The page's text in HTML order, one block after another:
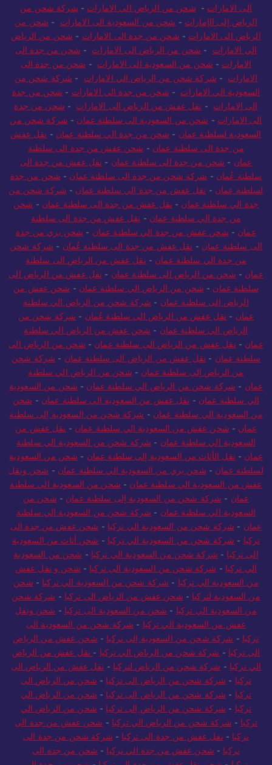
الى الامارات - شحن من الرياض الى الامارات - شركة شحن من
الرياض إلى الإمارات - شحن من السعودية الى الامارات - شحن من
الرياض الى الامارات - شحن من جدة الى الامارات - شحن من الرياض
الي الامارات - شحن من الرياض الى الامارات - شحن من جدة الى
الامارات - شحن من السعودية الى الامارات - شحن من جدة الى
الامارات - شركة شحن من الرياض الي الامارات - شركة شحن من
السعودية الي الامارات - شحن من جدة الى الامارات - شحن من جدة
الى الامارات - نقل عفش من الرياض الى الامارات - شحن من جدة
الى الامارات - شحن من السعودية الى سلطنة عمان - شركة شحن من
السعودية لسلطنة عمان - شحن من جدة الي سلطنة عمان - نقل عفش
من جدة الى سلطنة عمان - شحن عفش من جدة الى سلطنة
عمان - شحن من جدة الى سلطنة عمان - نقل عفش من جدة الى
سلطنة عُمان - شركة شحن من جدة الى سلطنة عمان - شحن من جدة
لسلطنة عمان - نقل عفش من جدة الي سلطنة عمان - شركة شحن من
جدة الي سلطنة عمان - نقل عفش من جدة الى سلطنة عمان - شحن
من جدة الي سلطنة عمان - نقل عفش من جدة الى سلطنة
عمان - شحن عفش من جدة الي سلطنة عمان - شحن بري من جدة
الى سلطنة عمان - نقل عفش من جدة الى سلطنة عُمان - شركة شحن
من جدة الي سلطنة عمان - نقل عفش من الرياض الى سلطنة
عمان - شحن من الرياض الى سلطنة عمان - نقل عفش من الرياض الى
سلطنة عمان - شحن من الرياض الي سلطنة عمان - شحن عفش من
الرياض الى سلطنة عمان - شركة شحن من الرياض الي سلطنة
عمان - نقل عفش من الرياض الى سلطنة عُمان - شركة شحن من
الرياض الي سلطنة عمان - شحن عفش من الرياض الي سلطنة
عمان - نقل عفش من الرياض الى سلطنة عمان - شحن من الرياض الى
سلطنة عمان - نقل عفش من الرياض الى سلطنة عمان - شركة شحن
من الرياض إلى سلطنة عمان - شحن من الرياض الي سلطنة
عمان - شركة شحن من الرياض الي سلطنة عمان - شحن من السعودية
الي سلطنة عمان - نقل عفش من السعودية الي سلطنة عمان - شحن
من السعودية الي سلطنة عمان - شركة شحن من السعودية إلى سلطنة
عمان - شحن عفش من السعودية الي سلطنة عمان - نقل عفش من
السعودية الي سلطنة عمان - شركة شحن من السعودية الي سلطنة
عمان - نقل الأثاث من السعودية إلى سلطنة عمان - شحن من السعودية
لسلطنة عمان - شحن بري من السعودية الي سلطنة عمان - شحن ونقل
عفش من السعودية الي سلطنة عمان - شحن من السعودية الى سلطنة
عمان - شركة شحن من السعودية إلى سلطنة عمان - شحن من
السعودية الي سلطنة عمان - شركة شحن من السعودية الي سلطنة
عمان - شركة شحن من السعودية الي تركيا - شحن عفش من جدة الى
تركيا - شركة شحن من السعودية الي تركيا - شحن أثاث من السعودية
الى تركيا - شركة شحن من السعودية الي تركيا - شحن من السعودية
الي تركيا - شركة شحن من السعودية الى تركيا - شحن و نقل عفش
من السعودية الي تركيا - شركة شحن من السعودية الي تركيا - شحن
من السعودية لتركيا - شحن عفش من الرياض الى تركيا - شركة شحن
من السعودية الي تركيا - شحن من السعودية الى تركيا - شحن ونقل
عفش من السعودية الي تركيا - شركة شحن من السعودية الى
تركيا - شركة شحن من السعودية إلى تركيا - شحن عفش من الرياض
الى تركيا - شركة شحن من الرياض الي تركيا - نقل عفش من الرياض
الي تركيا - شركة شحن من الرياض لتركيا - نقل عفش من الرياض الى
تركيا - شركة شحن من الرياض الى تركيا - شحن من الرياض الى
تركيا - شركة شحن من الرياض الى تركيا - شحن من الرياض الي
تركيا - شركة شحن من الرياض إلى تركيا - شحن من الرياض الي
تركيا - شركة شحن من الرياض الي تركيا - شحن عفش من جدة الى
تركيا - نقل عفش من جدة الى تركيا - شركة شحن من جدة الى
تركيا - شحن عفش من جدة الي تركيا - شحن من جدة الى